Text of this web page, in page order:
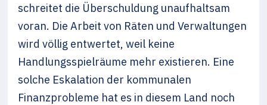
schreitet die Überschuldung unaufhaltsam
voran. Die Arbeit von Räten und Verwaltungen
wird völlig entwertet, weil keine
Handlungsspielräume mehr existieren. Eine
solche Eskalation der kommunalen
Finanzprobleme hat es in diesem Land noch